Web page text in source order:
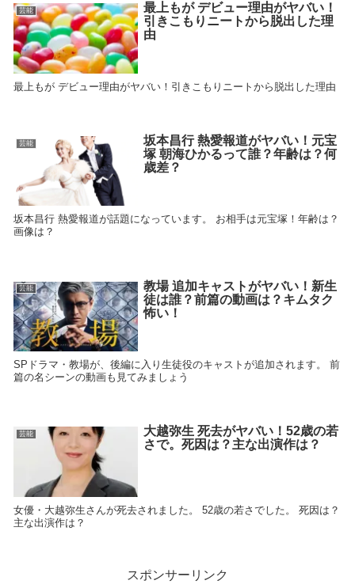
芸能
最上もが デビュー理由がヤバい！
引きこもりニートから脱出した理
由
最上もが デビュー理由がヤバい！引きこもりニートから脱出した理由
芸能
坂本昌行 熱愛報道がヤバい！元宝
塚 朝海ひかるって誰？年齢は？何
歳差？
坂本昌行 熱愛報道が話題になっています。 お相手は元宝塚！年齢は？
画像は？
芸能
教場 追加キャストがヤバい！新生
徒は誰？前篇の動画は？キムタク
怖い！
SPドラマ・教場が、後編に入り生徒役のキャストが追加されます。 前
篇の名シーンの動画も見てみましょう
芸能
大越弥生 死去がヤバい！52歳の若
さで。死因は？主な出演作は？
女優・大越弥生さんが死去されました。 52歳の若さでした。 死因は？
主な出演作は？
スポンサーリンク